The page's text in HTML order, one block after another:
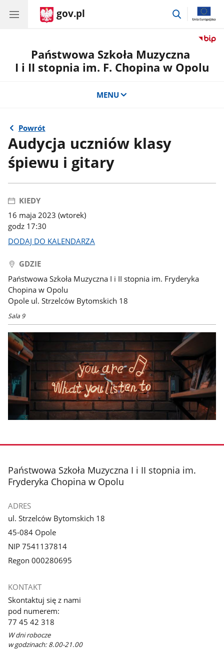
gov.pl
przejdź
Państwowa Szkoła Muzyczna
I i II stopnia im. F. Chopina w Opolu
MENU
Powrót
Audycja uczniów klasy
śpiewu i gitary
KIEDY
16 maja 2023 (wtorek)
godz 17:30
DODAJ DO KALENDARZA
GDZIE
Państwowa Szkoła Muzyczna I i II stopnia im. Fryderyka
Chopina w Opolu
Opole ul. Strzelców Bytomskich 18
Sala 9
stopka
Państwowa Szkoła Muzyczna I i II stopnia im.
Fryderyka Chopina w Opolu
ADRES
ul. Strzelców Bytomskich 18
45-084 Opole
NIP 7541137814
Regon 000280695
KONTAKT
Skontaktuj się z nami
pod numerem:
77 45 42 318
W dni robocze
w godzinach: 8.00-21.00